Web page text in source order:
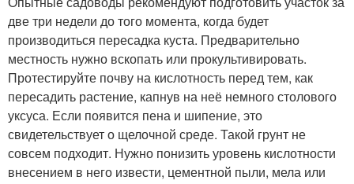
две три недели до того момента, когда будет
производиться пересадка куста. Предварительно
местность нужно вскопать или прокультивировать.
Протестируйте почву на кислотность перед тем, как
пересадить растение, капнув на неё немного столового
уксуса. Если появится пена и шипение, это
свидетельствует о щелочной среде. Такой грунт не
совсем подходит. Нужно понизить уровень кислотности
внесением в него извести, цементной пыли, мела или